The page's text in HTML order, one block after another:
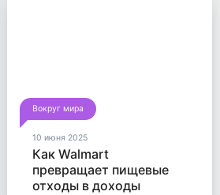
Вокруг мира
10 июня 2025
Как Walmart
превращает пищевые
отходы в доходы